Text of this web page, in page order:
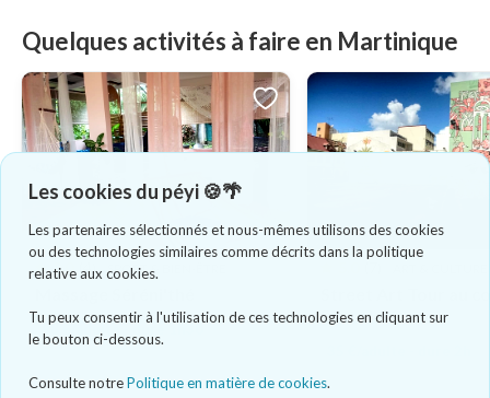
Les cookies du péyi 🍪🌴
Les partenaires sélectionnés et nous-mêmes utilisons des cookies
ou des technologies similaires comme décrits dans la politique
relative aux cookies.
Tu peux consentir à l'utilisation de ces technologies en cliquant sur
le bouton ci-dessous.
Consulte notrePolitique en matière de cookies.
Quelques activités à faire en Martinique
5.0 (4) SPORT & BIEN-ÊTRE
98 €/adulte - dure 1h30
Fort-de-france